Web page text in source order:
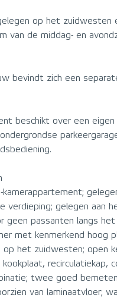
op het zuidwesten
van de middag- en
bevindt zich een
beschikt over een eigen
kamerappartement;
verdieping; gelegen aan
geen passanten langs het
met kenmerkend hoog
op het zuidwesten; open
recirculatiekap,
twee goed
van laminaatvloer;